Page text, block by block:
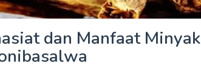
dan Manfaat Minyak